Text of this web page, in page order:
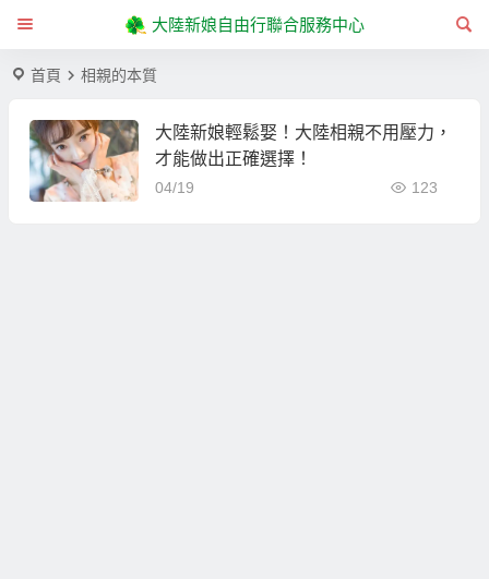
大陸新娘自由行聯合服務中心
首頁 相親的本質
大陸新娘輕鬆娶！大陸相親不用壓力，
才能做出正確選擇！
04/19 123